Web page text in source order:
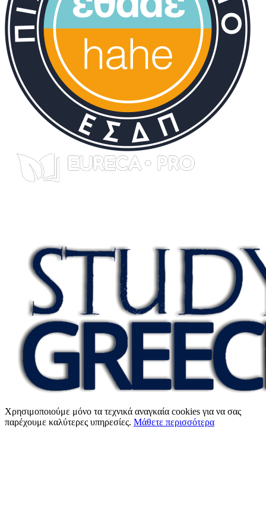
Χρησιμοποιούμε μόνο τα τεχνικά αναγκαία cookies για να σας
παρέχουμε καλύτερες υπηρεσίες. Μάθετε περισσότερα